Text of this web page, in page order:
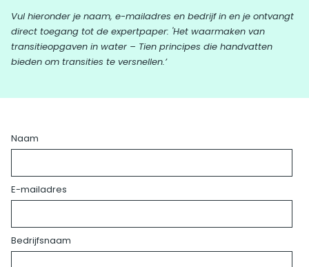
Vul hieronder je naam, e-mailadres en bedrijf in en je ontvangt
direct toegang tot de expertpaper: 'Het waarmaken van
transitieopgaven in water – Tien principes die handvatten
bieden om transities te versnellen.’
Naam
E-mailadres
Bedrijfsnaam